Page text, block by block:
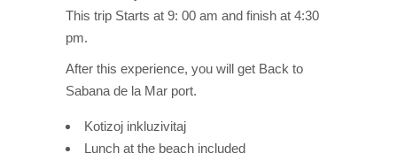
This trip Starts at 9: 00 am and finish at 4:30
pm.
After this experience, you will get Back to
Sabana de la Mar port.
Kotizoj inkluzivitaj
Lunch at the beach included